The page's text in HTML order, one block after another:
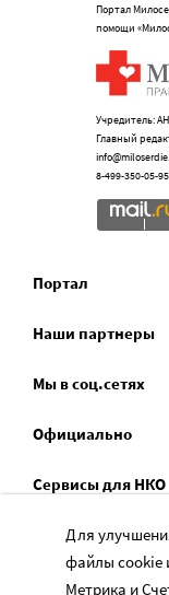
Портал
помощи
Учредитель:
Главный
8-499-350-05-95
Портал
Наши партнеры
Мы в соц.сетях
Официально
Сервисы для НКО
Спецпроекты
Социальное
Для
файлы cookie
Метрика и